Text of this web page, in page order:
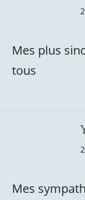
Mes plus
tous
Mes